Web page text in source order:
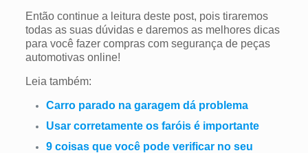
Então continue a leitura deste post, pois tiraremos
todas as suas dúvidas e daremos as melhores dicas
para você fazer compras com segurança de peças
automotivas online!
Leia também:
Carro parado na garagem dá problema
Usar corretamente os faróis é importante
9 coisas que você pode verificar no seu